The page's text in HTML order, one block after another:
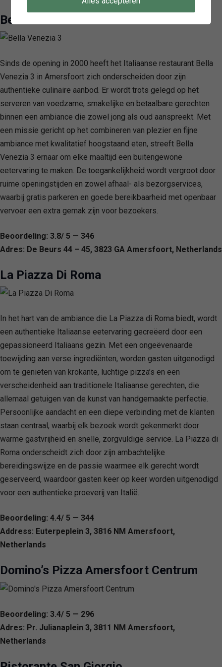
Bella Venezia 3
Sinds de opening in 2000 heeft het Italiaanse restaurant Bella
Venezia 3 in Amersfoort zich onderscheiden door zijn
authentieke culinaire aanbod. Er wordt trots gelegd op het
serveren van voedzame, smakelijke en betaalbare gerechten
binnen een ambiance die zowel jong als oud aanspreekt. Met
een missie gericht op het combineren van plezier en fijne
ambiance met kwalitatief hoogstaand eten, streeft Bella
Venezia 3 ernaar om elke maaltijd een buitengewone
eetervaring te maken. De toegankelijkheid wordt vergroot door
ruime openingstijden en zowel afhaal- als bezorgservices,
waarbij gratis parkeren en goede bereikbaarheid met openbaar
vervoer een extra gemak zijn voor bezoekers.
Beoordeling: 3.8/ 5 — 346
Adres: De Beurs 44 – 45, 3823 GA Amersfoort, Netherlands
La Piazza Di Roma
In het hart van de ambiance die La Piazza di Roma biedt, wordt
een authentieke Italiaanse eetervaring gecreëerd door een
gepassioneerd Italiaans gezin. Met een ongeëvenaarde
toewijding aan verse ingrediënten, worden gasten uitgenodigd
om te genieten van krokante, luchtige pizza’s en een
verscheidenheid aan traditionele Italiaanse gerechten, die
allemaal getuigen van de kunst van handgemaakte perfectie.
Persoonlijke aandacht en een diepe verbinding met de klanten
staan centraal, waarbij elk bezoek wordt gekenmerkt door
warme gastvrijheid en snelle, zorgvuldige service. La Piazza di
Roma onderscheidt zich door zijn ambachtelijke
bereidingswijze en de passie waarmee elk gerecht wordt
geserveerd, waardoor gasten keer op keer worden uitgenodigd
voor een authentieke proeverij van Italië.
Beoordeling: 4.4/ 5 — 344
Address: Euterpeplein 3, 3816 NM Amersfoort,
Netherlands
Domino’s Pizza Amersfoort Centrum
Beoordeling: 3.4/ 5 — 296
Adres: Pr. Julianaplein 3, 3811 NM Amersfoort,
Netherlands